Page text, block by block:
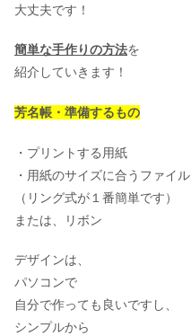
大丈夫です！
簡単な手作りの方法を
紹介していきます！
芳名帳・準備するもの
・プリントする用紙
・用紙のサイズに合うファイル
（リング式が１番簡単です）
または、リボン
デザインは、
パソコンで
自分で作っても良いですし、
シンプルから